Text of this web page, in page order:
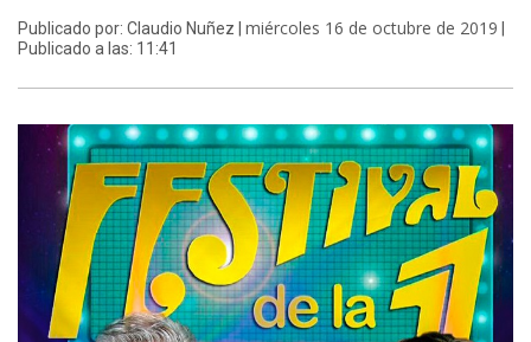
Publicado por: Claudio Nuñez | miércoles 16 de octubre de 2019
Publicado a las: 11:41